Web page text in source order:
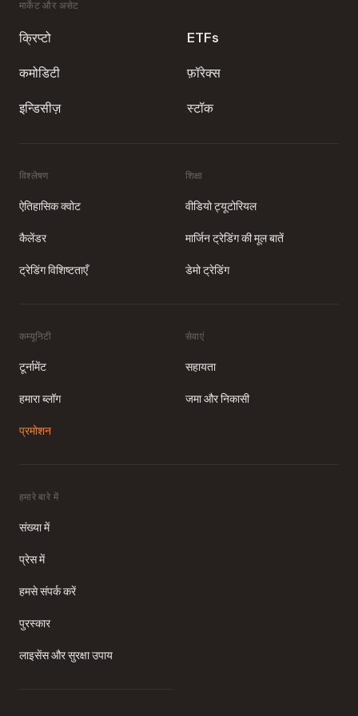
मार्केट और असेट
क्रिप्टो ETFs
कमोडिटी फ़ॉरेक्स
इन्डिसीज़ स्टॉक
विश्लेषण
ऐतिहासिक क्वोट
कैलेंडर
ट्रेडिंग विशिष्टताएँ
शिक्षा
वीडियो ट्यूटोरियल
मार्जिन ट्रेडिंग की मूल बातें
डेमो ट्रेडिंग
कम्यूनिटी
टूर्नामेंट
हमारा ब्लॉग
प्रमोशन
सेवाएं
सहायता
जमा और निकासी
हमारे बारे में
संख्या में
प्रेस में
हमसे संपर्क करें
पुरस्कार
लाइसेंस और सुरक्षा उपाय
प्राइज पूल
विजेता
अभी जुड़ें
अतिरिक्त अवसर प्रदान करते रहेंगे: गैजेट पुरस्कारों के साथ
अभी जमा करें